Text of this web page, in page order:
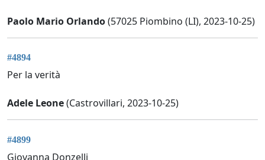
Paolo Mario Orlando(57025 Piombino (LI), 2023-10-25)
#4894
Per la verità
Adele Leone(Castrovillari, 2023-10-25)
#4899
Giovanna Donzelli